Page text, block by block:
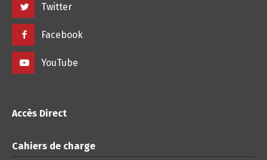
Twitter
Facebook
YouTube
Accès Direct
Cahiers de charge